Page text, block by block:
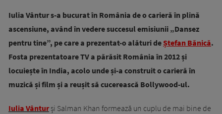
Iulia Vântur s-a bucurat în România de o carieră în plină
ascensiune, având în vedere succesul emisiunii „Dansez
pentru tine”, pe care a prezentat-o alături deȘtefan Bănică.
Fosta prezentatoare TV a părăsit România în 2012 și
locuiește în India, acolo unde și-a construit o carieră în
muzică și film și a reușit să cucerească Bollywood-ul.
Iulia Vânturși Salman Khan formează un cuplu de mai bine de